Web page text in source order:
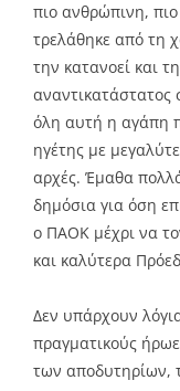
πιο ανθρώπινη,
τρελάθηκε από τη
την κατανοεί και
αναντικατάστατος
όλη αυτή η αγάπη
ηγέτης με
αρχές. Έμαθα
δημόσια για όση
ο ΠΑΟΚ μέχρι να
και καλύτερα
Δεν υπάρχουν
πραγματικούς
των αποδυτηρίων,